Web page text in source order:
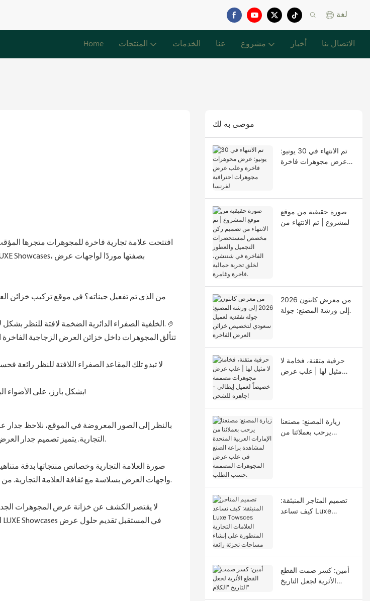
لغة
Home المنتجات الخدمات عنا مشروع أخبار الاتصال بنا
افتتحت علامة تجارية فاخرة للمجوهرات متجرها
من الذي تم تفعيل جيناته؟ في موقع تركيب خزائن
الخلفية الصفراء الدائرية الضخمة لافتة للنظر بشكل لا يُصدق، والكتابة البيضاء تُعزز من مكانة العلامة التجارية، وتجسد جوهر الجودة بشكل مثالي. 🤌
تتألق المجوهرات داخل خزائن العرض الزجاجية
لا تبدو تلك المقاعد الصفراء اللافتة للنظر رائعة
تستحوذ زخارف حروف العلامة التجارية المعدنية الكبيرة، مع عرض الحرفين "B" و "L" بشكل بارز، على الأضواء البصرية!
بالنظر إلى الصور المعروضة في الموقع، نلاحظ
التجارية. يتميز تصميم جدار العرض بالبساطة والأناقة في آنٍ واحد، مكملاً بذلك واجهات العرض، ليخلق معًا أجواءً راقية وفخمة.
واجهات العرض بسلاسة مع ثقافة العلامة التجارية. من التصميم إلى الإنتاج، نُفذت كل خطوة بعناية فائقة لخلق مساحة عرض فريدة لعلامة بولغاري.
لا يقتصر الكشف عن خزانة عرض المجوهرات
موصى به لك
تم الانتهاء في 30 يونيو:
عرض مجوهرات فاخرة
صورة حقيقية من موقع
المشروع | تم الانتهاء من
من معرض كانتون 2026
إلى ورشة المصنع: جولة
حرفية متقنة، فخامة لا
مثيل لها | علب عرض
زيارة المصنع: مصنعنا
يرحب بعملائنا من
تصميم المتاجر المنبثقة:
كيف تساعد Luxe
أمين: كسر صمت القطع
الأثرية لجعل التاريخ